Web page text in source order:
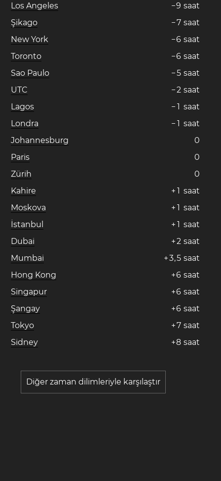
Los Angeles −9 saat
Şikago
−7 saat
New York
−6 saat
Toronto
−6 saat
Sao Paulo
−5 saat
UTC
−2 saat
Lagos
− 1 saat
Londra
− 1 saat
Johannesburg
0
Paris
0
Zürih
0
Kahire
+ 1 saat
Moskova
+ 1 saat
İstanbul
+ 1 saat
Dubai
+2 saat
Mumbai
+3,5 saat
Hong Kong
+6 saat
Singapur
+6 saat
Şangay
+6 saat
Tokyo
+7 saat
Sidney
+8 saat
Diğer zaman dilimleriyle karşılaştır